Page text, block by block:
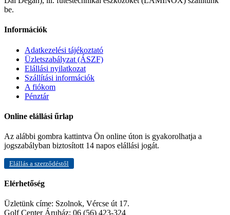
be.
Információk
Adatkezelési tájékoztató
Üzletszabályzat (ÁSZF)
Elállási nyilatkozat
Szállítási információk
A fiókom
Pénztár
Online elállási űrlap
Az alábbi gombra kattintva Ön online úton is gyakorolhatja a
jogszabályban biztosított 14 napos elállási jogát.
Elállás a szerződéstől
Elérhetőség
Üzletünk címe: Szolnok, Vércse út 17.
Golf Center Áruház: 06 (56) 423-324